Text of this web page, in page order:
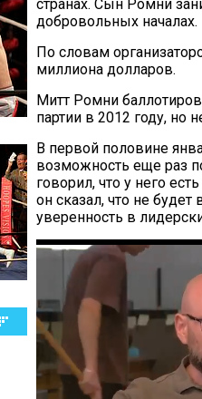
странах. Сын Ромни
добровольных началах.
По словам
миллиона долларов.
Митт Ромни
партии в 2012 году, но
В первой половине
возможность еще раз
говорил, что у него
он сказал, что не
уверенность в